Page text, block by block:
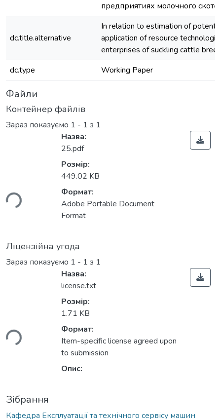
предприятиях молочного
dc.title.alternative
In relation to estimation of
application of resource
enterprises of suckling cattle
dc.type
Working Paper
Файли
Контейнер файлів
Зараз показуємо 1 - 1 з 1
Назва:
25.pdf
Розмір:
449.02 KB
Формат:
Adobe Portable Document
Format
Ліцензійна угода
Зараз показуємо 1 - 1 з 1
Назва:
license.txt
Розмір:
1.71 KB
Формат:
Item-specific license agreed upon
to submission
Опис:
Зібрання
Кафедра Експлуатації та технічного сервісу машин